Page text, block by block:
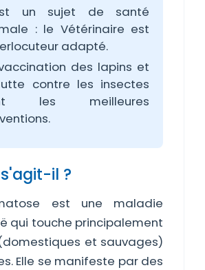
un sujet de santé
: le Vétérinaire est
adapté.
des lapins et
contre les insectes
les meilleures
il ?
est une maladie
qui touche principalement
et sauvages)
Elle se manifeste par des